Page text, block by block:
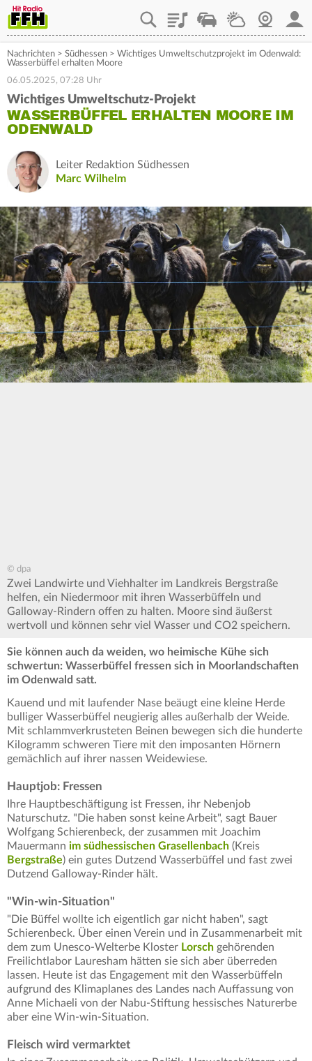
PlaylistStaupilotWetterWebcam
Nachrichten > Südhessen > Wichtiges Umweltschutzprojekt im Odenwald:
Wasserbüffel erhalten Moore
06.05.2025, 07:28 Uhr
Wichtiges Umweltschutz-Projekt
WASSERBÜFFEL ERHALTEN MOORE IM
ODENWALD
Leiter Redaktion Südhessen
Marc Wilhelm
© dpa
Zwei Landwirte und Viehhalter im Landkreis Bergstraße
helfen, ein Niedermoor mit ihren Wasserbüffeln und
Galloway-Rindern offen zu halten. Moore sind äußerst
wertvoll und können sehr viel Wasser und CO2 speichern.
Sie können auch da weiden, wo heimische Kühe sich
schwertun: Wasserbüffel fressen sich in Moorlandschaften
im Odenwald satt.
Kauend und mit laufender Nase beäugt eine kleine Herde
bulliger Wasserbüffel neugierig alles außerhalb der Weide.
Mit schlammverkrusteten Beinen bewegen sich die hunderte
Kilogramm schweren Tiere mit den imposanten Hörnern
gemächlich auf ihrer nassen Weidewiese.
Hauptjob: Fressen
Ihre Hauptbeschäftigung ist Fressen, ihr Nebenjob
Naturschutz. "Die haben sonst keine Arbeit", sagt Bauer
Wolfgang Schierenbeck, der zusammen mit Joachim
Mauermann im südhessischen Grasellenbach (Kreis
Bergstraße) ein gutes Dutzend Wasserbüffel und fast zwei
Dutzend Galloway-Rinder hält.
"Win-win-Situation"
"Die Büffel wollte ich eigentlich gar nicht haben", sagt
Schierenbeck. Über einen Verein und in Zusammenarbeit mit
dem zum Unesco-Welterbe Kloster Lorsch gehörenden
Freilichtlabor Lauresham hätten sie sich aber überreden
lassen. Heute ist das Engagement mit den Wasserbüffeln
aufgrund des Klimaplanes des Landes nach Auffassung von
Anne Michaeli von der Nabu-Stiftung hessisches Naturerbe
aber eine Win-win-Situation.
Fleisch wird vermarktet